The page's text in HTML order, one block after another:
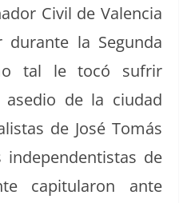
Civ­il de Valen­cia
la Segun­da
tal le tocó sufrir
de la ciu­dad
de José Tomás
inde­pen­den­tis­tas de
capit­u­laron ante